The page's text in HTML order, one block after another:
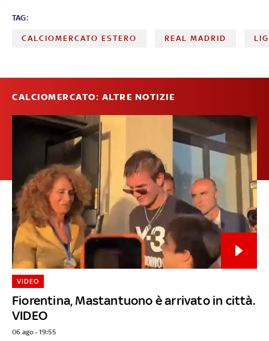
TAG:
CALCIOMERCATO ESTERO REAL MADRID
CALCIOMERCATO: ALTRE NOTIZIE
Fiorentina, Mastantuono è arrivato in città.
VIDEO
VIDEO
06 ago - 19:55